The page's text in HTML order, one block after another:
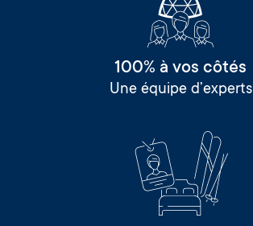
100% à vos côtés
Une équipe d’experts